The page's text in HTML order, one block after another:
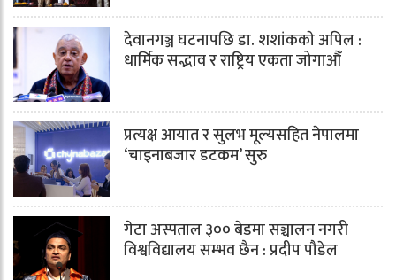
देवानगञ्ज घटनापछि डा. शशांककाे अपिल :
धार्मिक सद्भाव र राष्ट्रिय एकता जोगाऔँ
प्रत्यक्ष आयात र सुलभ मूल्यसहित नेपालमा
‘चाइनाबजार डटकम’ सुरु
गेटा अस्पताल ३०० बेडमा सञ्चालन नगरी
विश्वविद्यालय सम्भव छैन : प्रदीप पौडेल